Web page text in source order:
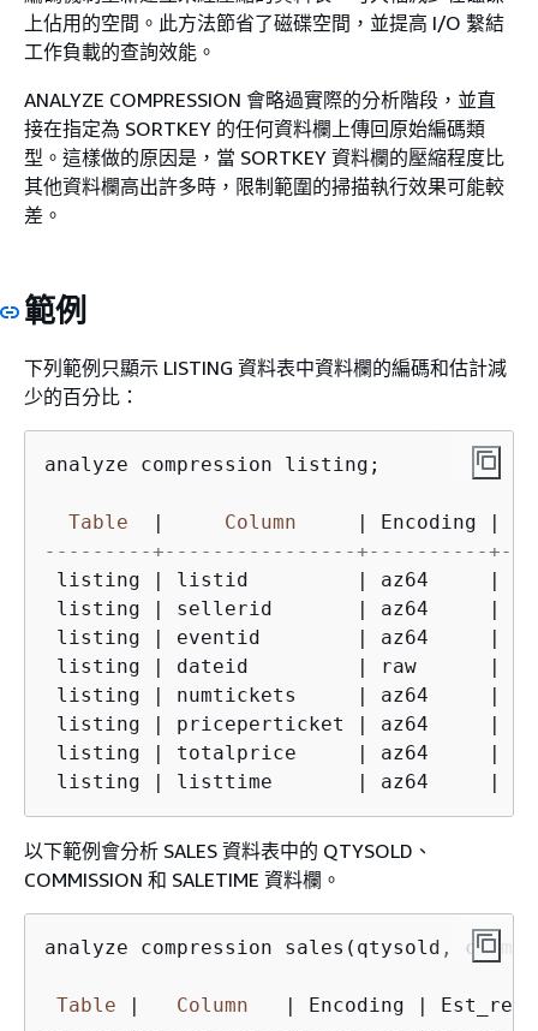
上佔用的空間。此方法節省了磁碟空間，並提高 I/O 繫結
工作負載的查詢效能。
ANALYZE COMPRESSION 會略過實際的分析階段，並直
接在指定為 SORTKEY 的任何資料欄上傳回原始編碼類
型。這樣做的原因是，當 SORTKEY 資料欄的壓縮程度比
其他資料欄高出許多時，限制範圍的掃描執行效果可能較
差。
範例
下列範例只顯示 LISTING 資料表中資料欄的編碼和估計減
少的百分比：
analyze compression listing;
Table | Column | Encoding
|
---------+----------------+----------
listing
| listid | az64 |
listing
| sellerid | az64 |
listing
| eventid | az64 |
listing
| dateid | raw |
listing
| numtickets | az64 |
listing
| priceperticket | az64 |
listing
| totalprice | az64 |
listing
| listtime | az64 |
以下範例會分析 SALES 資料表中的 QTYSOLD、
COMMISSION 和 SALETIME 資料欄。
analyze compression sales(qtysold,
Table | Column | Encoding
|